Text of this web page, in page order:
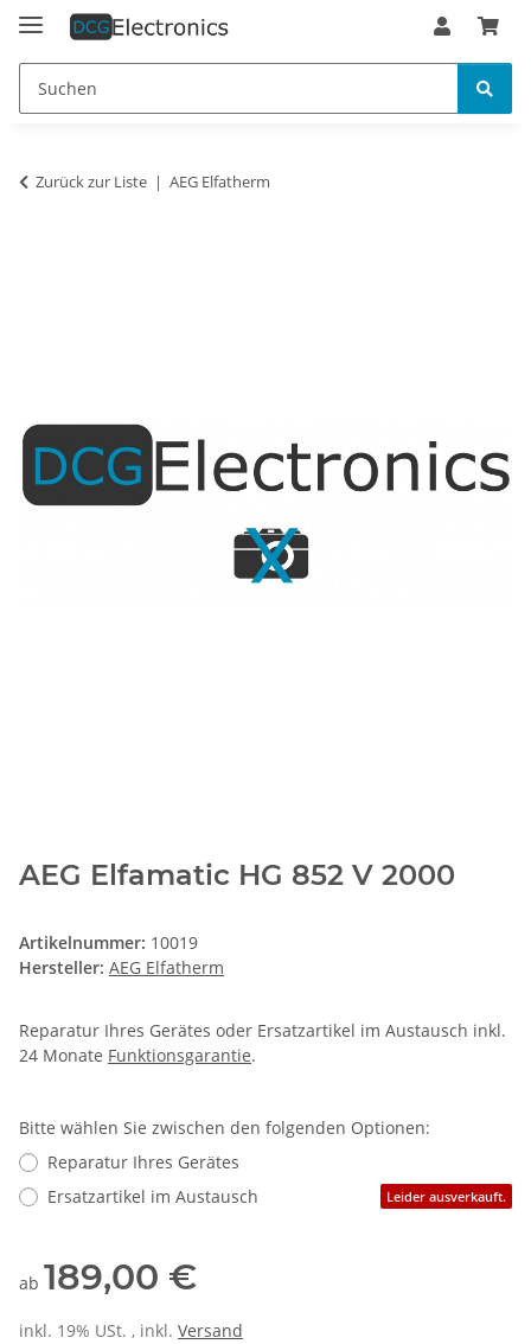
Zurück zur Liste AEG Elfatherm
AEG Elfamatic HG 852 V 2000
Artikelnummer: 10019
Hersteller: AEG Elfatherm
Reparatur Ihres Gerätes oder Ersatzartikel im Austausch inkl.
24 Monate Funktionsgarantie.
Bitte wählen Sie zwischen den folgenden Optionen:
Reparatur Ihres Gerätes
Ersatzartikel im Austausch
Leider ausverkauft.
ab 189,00 €
inkl. 19% USt. , inkl. Versand